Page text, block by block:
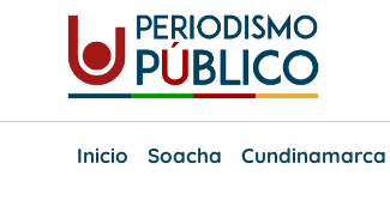
content
Periodismo
Noticias
Inicio
Soacha Cundinamarca